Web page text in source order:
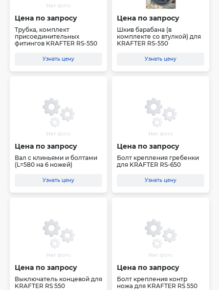
Цена по запросу
Трубка, комплект
присоединительных
фитингов KRAFTER RS-550
Узнать цену
Цена по запросу
Шкив барабана (в
комплекте со втулкой) для
KRAFTER RS-550
Узнать цену
Цена по запросу
Вал с клиньями и болтами
(L=580 на 6 ножей)
Узнать цену
Цена по запросу
Болт крепления гребенки
для KRAFTER RS-650
Узнать цену
Цена по запросу
Выключатель концевой для
KRAFTER RS 550
Цена по запросу
Болт крепления контр
ножа для KRAFTER RS 550